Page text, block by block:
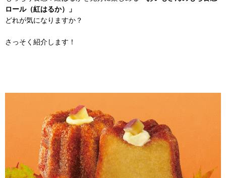
ロール（紅はるか）」
どれが気になりますか？
さっそく紹介します！